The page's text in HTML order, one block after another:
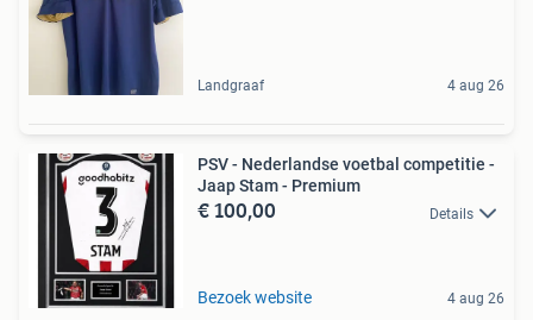
Landgraaf 4 aug 26
PSV - Nederlandse voetbal competitie -
Jaap Stam - Premium
€ 100,00 Details
Bezoek website 4 aug 26